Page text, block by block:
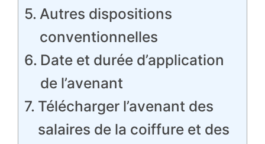
Autres dispositions
conventionnelles
Date et durée d’application
de l’avenant
Télécharger l’avenant des
salaires de la coiffure et des